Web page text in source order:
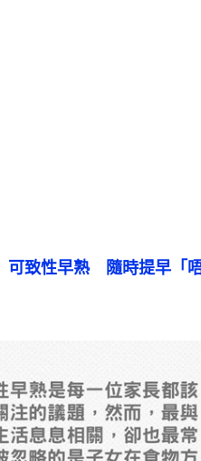
可致性早熟　隨時提早「